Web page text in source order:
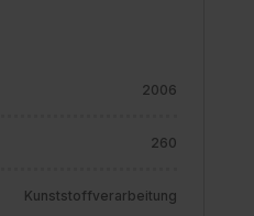
2006
260
Kunststoffverarbeitung